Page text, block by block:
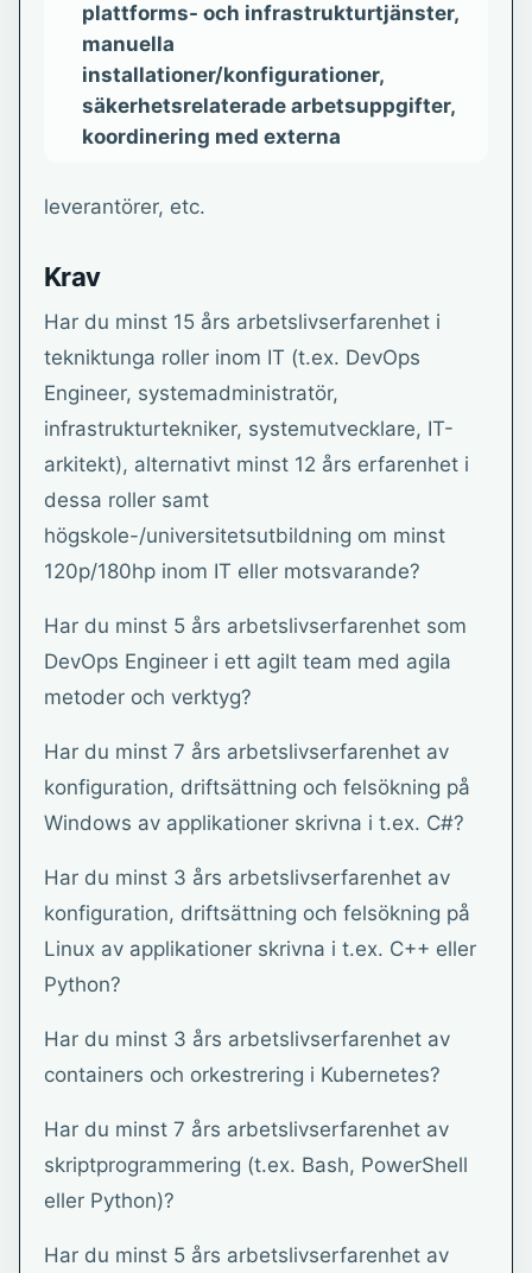
plattforms- och infrastrukturtjänster,
manuella
installationer/konfigurationer,
säkerhetsrelaterade arbetsuppgifter,
koordinering med externa
leverantörer, etc.
Krav
Har du minst 15 års arbetslivserfarenhet i
tekniktunga roller inom IT (t.ex. DevOps
Engineer, systemadministratör,
infrastrukturtekniker, systemutvecklare, IT-
arkitekt), alternativt minst 12 års erfarenhet i
dessa roller samt
högskole-/universitetsutbildning om minst
120p/180hp inom IT eller motsvarande?
Har du minst 5 års arbetslivserfarenhet som
DevOps Engineer i ett agilt team med agila
metoder och verktyg?
Har du minst 7 års arbetslivserfarenhet av
konfiguration, driftsättning och felsökning på
Windows av applikationer skrivna i t.ex. C#?
Har du minst 3 års arbetslivserfarenhet av
konfiguration, driftsättning och felsökning på
Linux av applikationer skrivna i t.ex. C++ eller
Python?
Har du minst 3 års arbetslivserfarenhet av
containers och orkestrering i Kubernetes?
Har du minst 7 års arbetslivserfarenhet av
skriptprogrammering (t.ex. Bash, PowerShell
eller Python)?
Har du minst 5 års arbetslivserfarenhet av